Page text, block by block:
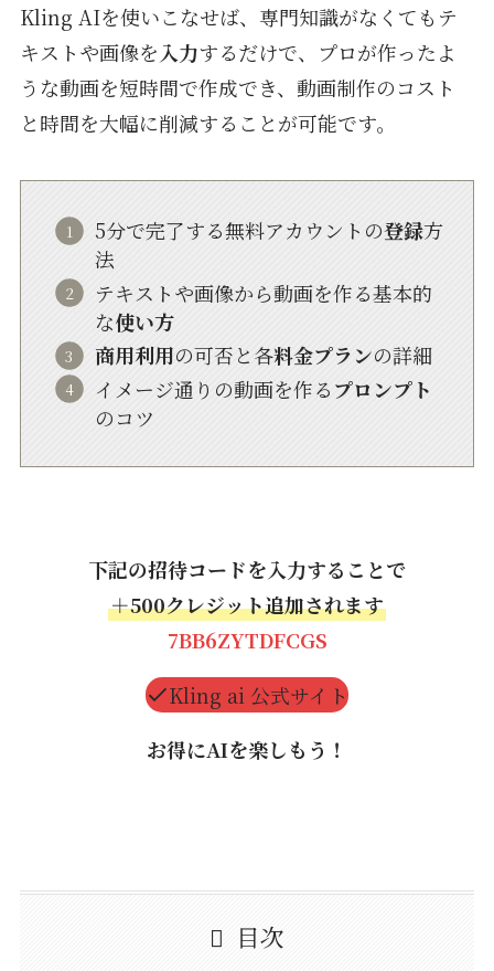
Kling AIを使いこなせば、専門知識がなくてもテ
キストや画像を入力するだけで、プロが作ったよ
うな動画を短時間で作成でき、動画制作のコスト
と時間を大幅に削減することが可能です。
5分で完了する無料アカウントの登録方
法
テキストや画像から動画を作る基本的
な使い方
商用利用の可否と各料金プランの詳細
イメージ通りの動画を作るプロンプト
のコツ
下記の招待コードを入力することで
＋500クレジット追加されます
7BB6ZYTDFCGS
Kling ai 公式サイト
お得にAIを楽しもう！
目次